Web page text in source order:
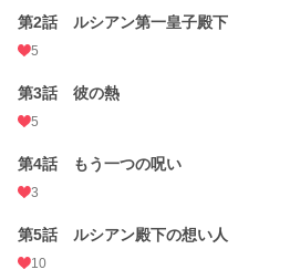
第2話 ルシアン第一皇子殿下
5
第3話 彼の熱
5
第4話 もう一つの呪い
3
第5話 ルシアン殿下の想い人
10